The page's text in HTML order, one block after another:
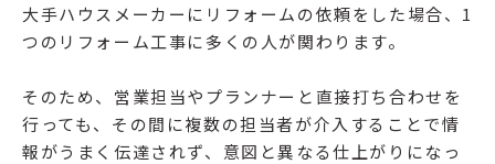
大手ハウスメーカーにリフォームの依頼をした場合、1
つのリフォーム工事に多くの人が関わります。
そのため、営業担当やプランナーと直接打ち合わせを
行っても、その間に複数の担当者が介入することで情
報がうまく伝達されず、意図と異なる仕上がりになっ